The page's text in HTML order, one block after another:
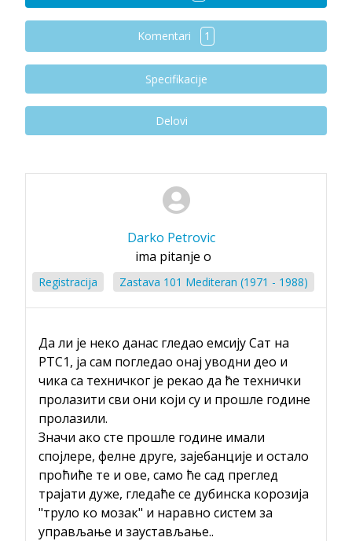
Komentari 1
Specifikacije
Delovi
Darko Petrovic
ima pitanje o
Registracija Zastava 101 Mediteran (1971 - 1988)
Да ли је неко данас гледао емсију Сат на
РТС1, ја сам погледао онај уводни део и
чика са техничког је рекао да ће технички
пролазити сви они који су и прошле године
пролазили.
Значи ако сте прошле године имали
спојлере, фелне друге, зајебанције и остало
проћиће те и ове, само ће сад преглед
трајати дуже, гледаће се дубинска корозија
"труло ко мозак" и наравно систем за
управљање и заустављање..